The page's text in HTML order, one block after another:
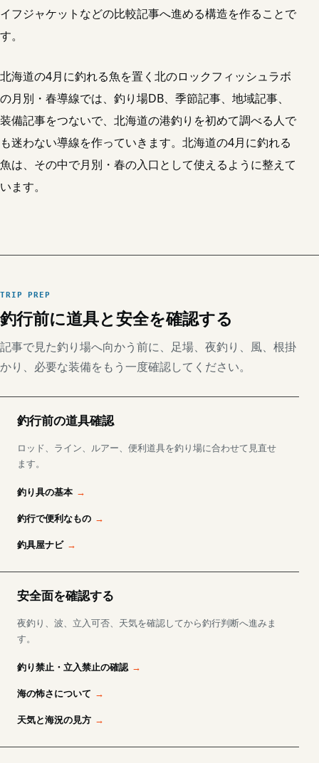
イフジャケットなどの比較記事へ進める構造を作ることで
す。
北海道の4月に釣れる魚を置く北のロックフィッシュラボ
の月別・春導線では、釣り場DB、季節記事、地域記事、
装備記事をつないで、北海道の港釣りを初めて調べる人で
も迷わない導線を作っていきます。北海道の4月に釣れる
魚は、その中で月別・春の入口として使えるように整えて
います。
TRIP PREP
釣行前に道具と安全を確認する
記事で見た釣り場へ向かう前に、足場、夜釣り、風、根掛
かり、必要な装備をもう一度確認してください。
釣行前の道具確認
ロッド、ライン、ルアー、便利道具を釣り場に合わせて見直せ
ます。
釣り具の基本
釣行で便利なもの
釣具屋ナビ
安全面を確認する
夜釣り、波、立入可否、天気を確認してから釣行判断へ進みま
す。
釣り禁止・立入禁止の確認
海の怖さについて
天気と海況の見方